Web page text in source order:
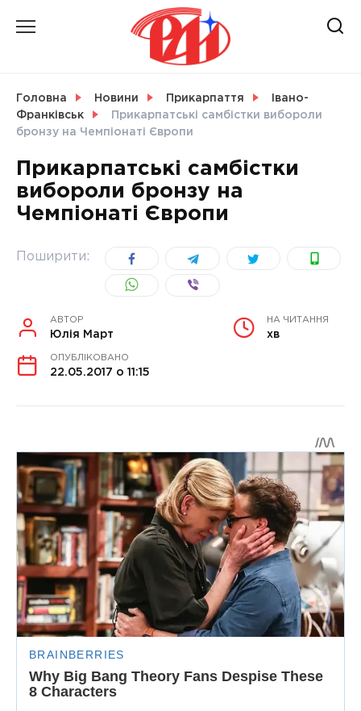
СВІТ
УКРАЇНА
Головна Новини Прикарпаття
Івано-
Франківськ
Прикарпатські самбістки вибороли
бронзу на Чемпіонаті Європи
Прикарпатські самбістки
вибороли бронзу на
Чемпіонаті Європи
Поширити:
АВТОР
Юлія Март
НА ЧИТАННЯ
хв
ОПУБЛІКОВАНО
22.05.2017 о 11:15